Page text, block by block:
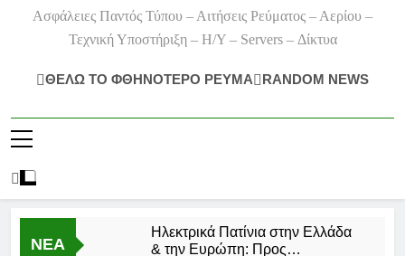
Ασφάλειες Παντός Τύπου – Αιτήσεις Ρεύματος – Αερίου –
Τεχνική Υποστήριξη – Η/Υ – Servers – Δίκτυα
ΘΕΛΩ ΤΟ ΦΘΗΝΟΤΕΡΟ ΡΕΥΜΑ RANDOM NEWS
ΝΕΑ
Ηλεκτρικά Πατίνια στην Ελλάδα
& την Ευρώπη: Προς